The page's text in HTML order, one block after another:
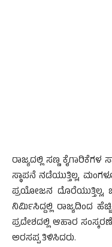
ರಾಜ್ಯದಲ್ಲಿ ಸಣ್ಣ
ಸ್ಥಾಪನೆ ನಡೆಯುತ್ತಿಲ್ಲ,
ಪ್ರಯೋಜನ ದೊರೆಯುತ್ತಿಲ್ಲ,
ನಿರ್ಮಿಸಿದ್ದಲ್ಲಿ ರಾಜ್ಯದಿಂದ
ಪ್ರದೇಶದಲ್ಲಿ ಆಹಾರ
ಅರಸಪ್ಪ ತಿಳಿಸಿದರು.